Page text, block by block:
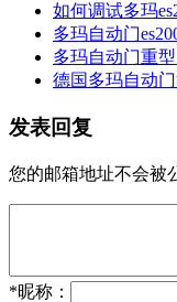
如何调试多玛
多玛自动门
多玛自动门重
德国多玛自动
发表回复
您的邮箱地址不会被
*昵称：